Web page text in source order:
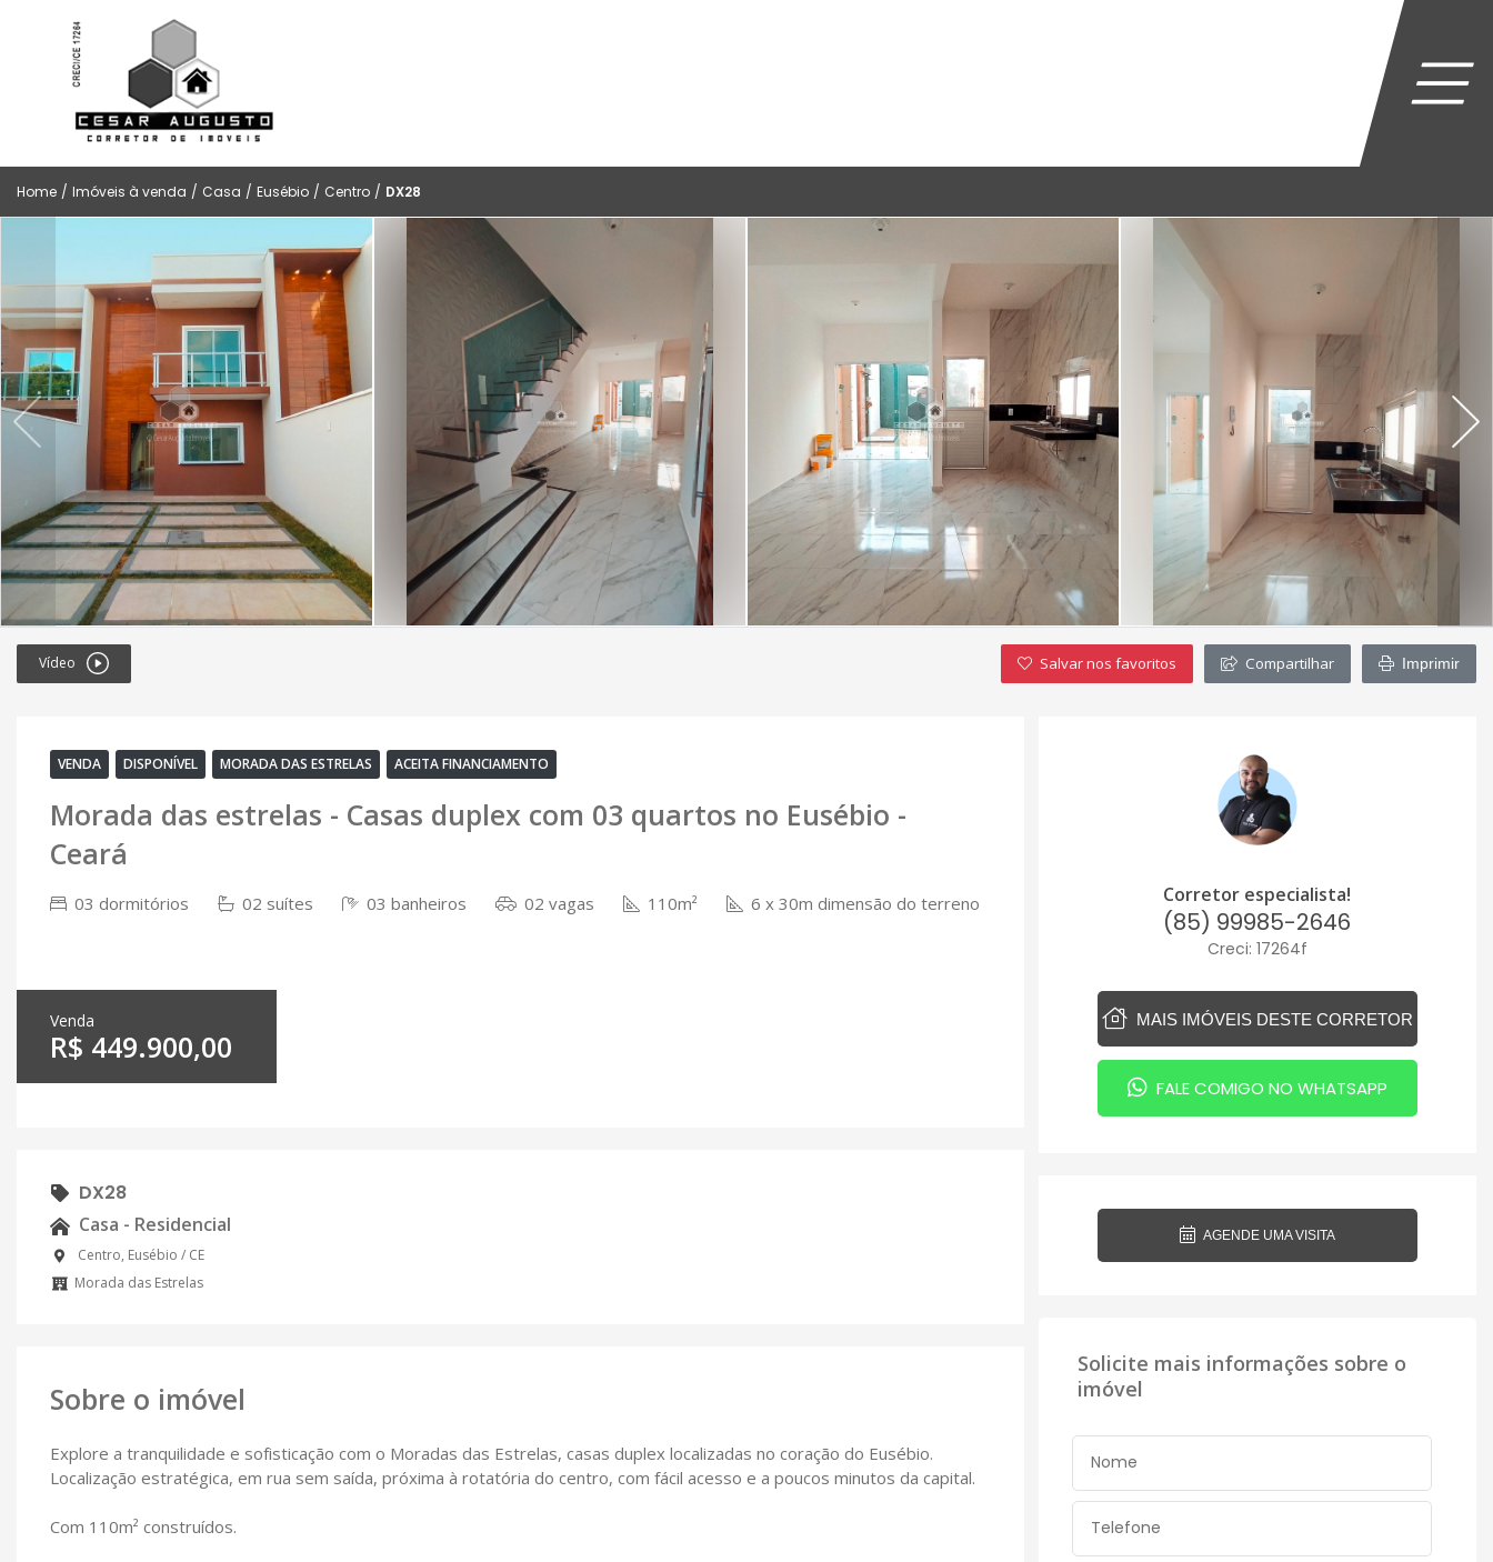
Home / Imóveis à venda / Casa / Eusébio / Centro / DX28
Vídeo Salvar nos favoritos Compartilhar Imprimir
VENDA DISPONÍVEL MORADA DAS ESTRELAS ACEITA FINANCIAMENTO
Morada das estrelas - Casas duplex com 03 quartos no Eusébio -
Ceará
03 dormitórios 02 suítes 03 banheiros 02 vagas 110m² 6 x 30m dimensão do terreno
Venda
R$ 449.900,00
DX28
Casa - Residencial
Centro, Eusébio / CE
Morada das Estrelas
Sobre o imóvel
Explore a tranquilidade e sofisticação com o Moradas das Estrelas, casas duplex localizadas no coração do Eusébio.
Localização estratégica, em rua sem saída, próxima à rotatória do centro, com fácil acesso e a poucos minutos da capital.
Com 110m² construídos.
Corretor especialista!
(85) 99985-2646
Creci: 17264f
MAIS IMÓVEIS DESTE CORRETOR
FALE COMIGO NO WHATSAPP
AGENDE UMA VISITA
Solicite mais informações sobre o
imóvel